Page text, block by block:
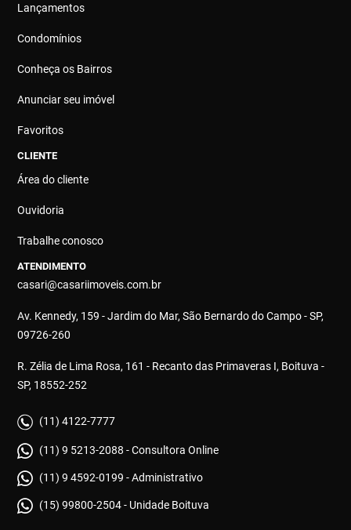
Lançamentos
Condomínios
Conheça os Bairros
Anunciar seu imóvel
Favoritos
CLIENTE
Área do cliente
Ouvidoria
Trabalhe conosco
ATENDIMENTO
casari@casariimoveis.com.br
Av. Kennedy, 159 - Jardim do Mar, São Bernardo do Campo - SP,
09726-260
R. Zélia de Lima Rosa, 161 - Recanto das Primaveras I, Boituva -
SP, 18552-252
(11) 4122-7777
(11) 9 5213-2088 - Consultora Online
(11) 9 4592-0199 - Administrativo
(15) 99800-2504 - Unidade Boituva